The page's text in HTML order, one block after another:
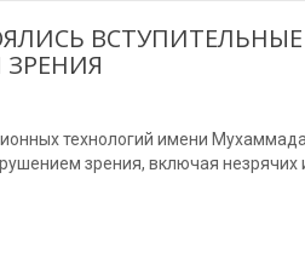
технологий имени
зрения, включая незрячих